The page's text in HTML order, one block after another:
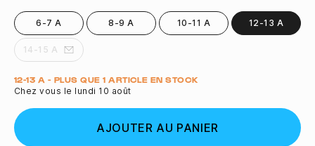
6-7 A 8-9 A 10-11 A 12-13 A
14-15 A
Quantité
12-13 A - PLUS QUE 1 ARTICLE EN STOCK
Chez vous le lundi 10 août
AJOUTER AU PANIER